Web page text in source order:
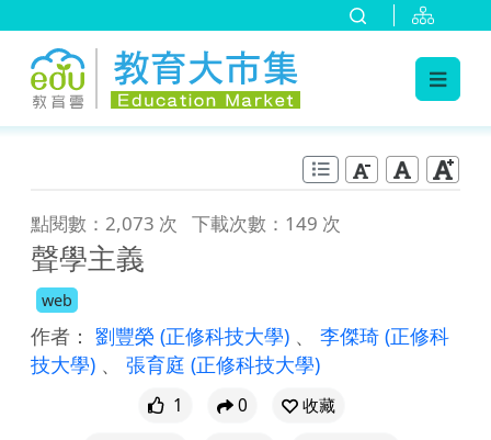
點閱數：2,073 次 下載次數：149 次
聲學主義
web
作者： 劉豐榮 (正修科技大學) 、 李傑琦 (正修科
技大學) 、 張育庭 (正修科技大學)
1 0
收藏